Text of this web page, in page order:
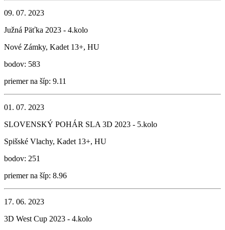
09. 07. 2023
Južná Päťka 2023 - 4.kolo
Nové Zámky, Kadet 13+, HU
bodov: 583
priemer na šíp: 9.11
01. 07. 2023
SLOVENSKÝ POHÁR SLA 3D 2023 - 5.kolo
Spišské Vlachy, Kadet 13+, HU
bodov: 251
priemer na šíp: 8.96
17. 06. 2023
3D West Cup 2023 - 4.kolo